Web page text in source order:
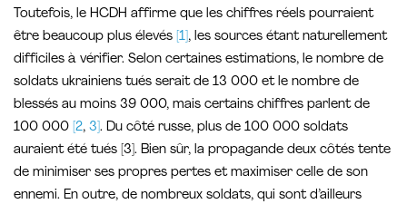
Toutefois, le HCDH affirme que les chiffres réels pourraient
être beaucoup plus élevés [1] , les sources étant naturellement
difficiles à vérifier. Selon certaines estimations, le nombre de
soldats ukrainiens tués serait de 13 000 et le nombre de
blessés au moins 39 000, mais certains chiffres parlent de
100 000 [2, 3] . Du côté russe, plus de 100 000 soldats
auraient été tués [3]. Bien sûr, la propagande deux côtés tente
de minimiser ses propres pertes et maximiser celle de son
ennemi. En outre, de nombreux soldats, qui sont d’ailleurs